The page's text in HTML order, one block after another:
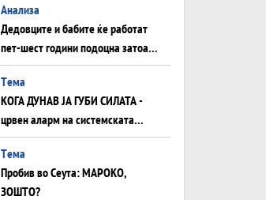
Анализа
Дедовците и бабите ќе работат
пет-шест години подоцна затоа
што НЕМААТ ВНУЦИ ДА ГИ
ЗАМЕНАТ
Tема
КОГА ДУНАВ ЈА ГУБИ СИЛАТА -
црвен аларм на системската
плоча од јужна Германија до
Црното Море...
Tема
Пробив во Сеута: МАРОКО,
ЗОШТО?